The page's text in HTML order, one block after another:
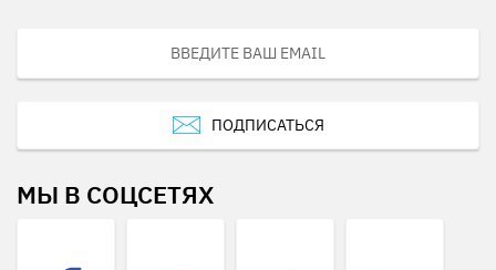
ПОДПИСАТЬСЯ
МЫ В СОЦСЕТЯХ